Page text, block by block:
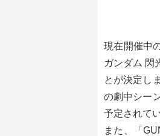
現在開催中
ガンダム 閃
とが決定し
の劇中シー
予定されて
また、「